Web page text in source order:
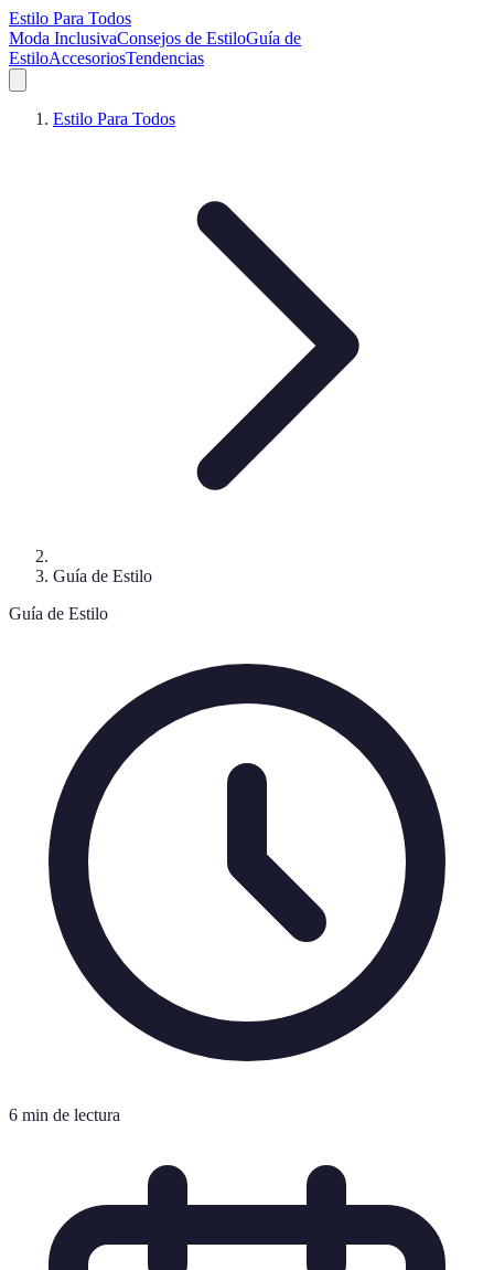
Estilo Para Todos
Moda InclusivaConsejos de EstiloGuía de
EstiloAccesoriosTendencias
Estilo Para Todos
Guía de Estilo
Guía de Estilo
6 min de lectura